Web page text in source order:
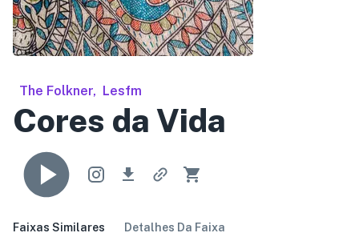
The Folkner, Lesfm
Cores da Vida
Faixas Similares Detalhes Da Faixa